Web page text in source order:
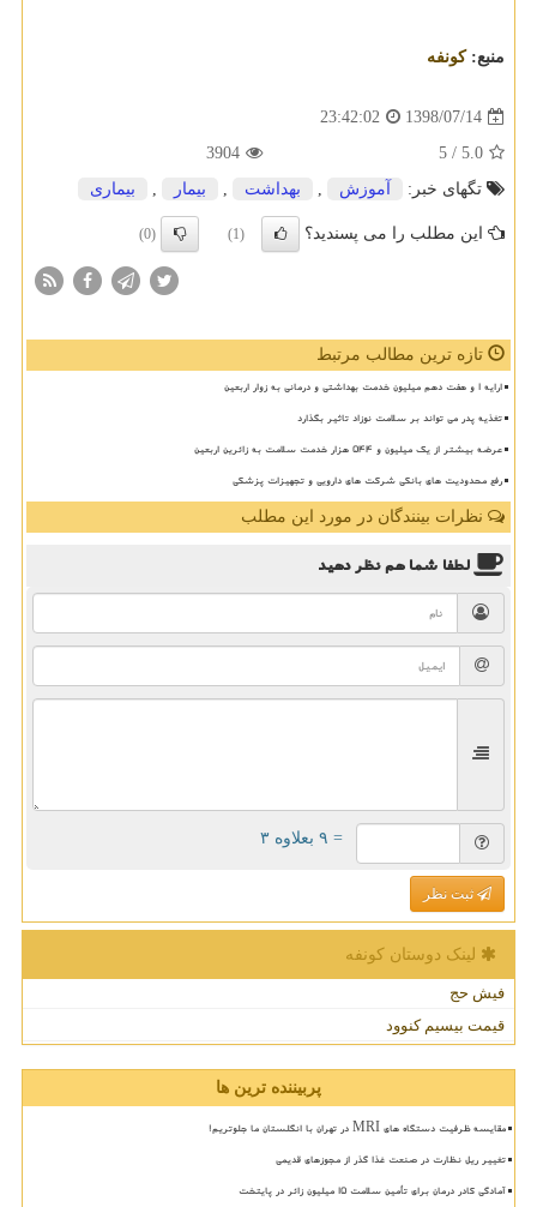
منبع:كونفه
1398/07/14
23:42:02
5.0
/ 5
3904
تگهای خبر:
آموزش , بهداشت , بیمار , بیماری
این مطلب را می پسندید؟ (1)
(0)
تازه ترین مطالب مرتبط
ارایه ۱ و هفت دهم میلیون خدمت بهداشتی و درمانی به زوار اربعین
تغذیه پدر می تواند بر سلامت نوزاد تاثیر بگذارد
عرضه بیشتر از یک میلیون و ۵۴۴ هزار خدمت سلامت به زائرین اربعین
رفع محدودیت های بانکی شرکت های دارویی و تجهیزات پزشکی
نظرات بینندگان در مورد این مطلب
لطفا شما همنظر دهید
= ۹ بعلاوه ۳
ثبت نظر
لینک دوستان كونفه
فیش حج
قیمت بیسیم کنوود
پربیننده ترین ها
مقایسه ظرفیت دستگاه های MRI در تهران با انگلستان ما جلوتریم!
تغییر ریل نظارت در صنعت غذا گذر از مجوزهای قدیمی
آمادگی کادر درمان برای تأمین سلامت 15 میلیون زائر در پایتخت